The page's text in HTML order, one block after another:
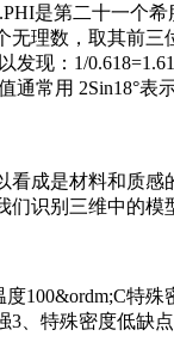
是第二十一个
理数，取其前
现：1/
常用 2Sin18°表
成是材料和质
识别三维中的模
100&ordm;C特殊
、特殊密度低缺